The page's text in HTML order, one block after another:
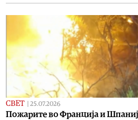
СВЕТ 25.07.2026
Пожарите во Франција и